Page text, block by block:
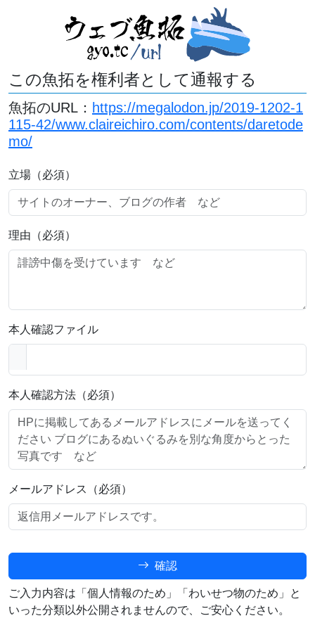
この魚拓を権利者として通報する
魚拓のURL： https://megalodon.jp/2019-1202-1
115-42/www.claireichiro.com/contents/daretode
mo/
立場（必須）
理由（必須）
本人確認ファイル
本人確認方法（必須）
メールアドレス（必須）
確認
ご入力内容は「個人情報のため」「わいせつ物のため」と
いった分類以外公開されませんので、ご安心ください。